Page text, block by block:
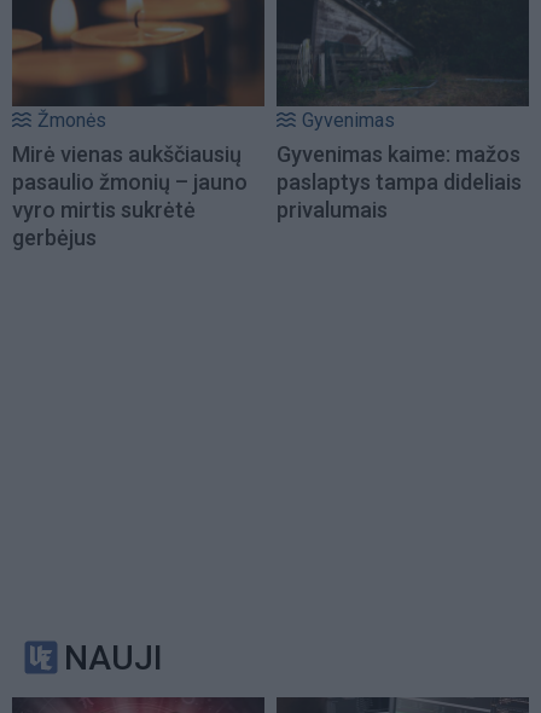
Žmonės
Mirė vienas aukščiausių
pasaulio žmonių – jauno
vyro mirtis sukrėtė
gerbėjus
Gyvenimas
Gyvenimas kaime: mažos
paslaptys tampa dideliais
privalumais
NAUJI